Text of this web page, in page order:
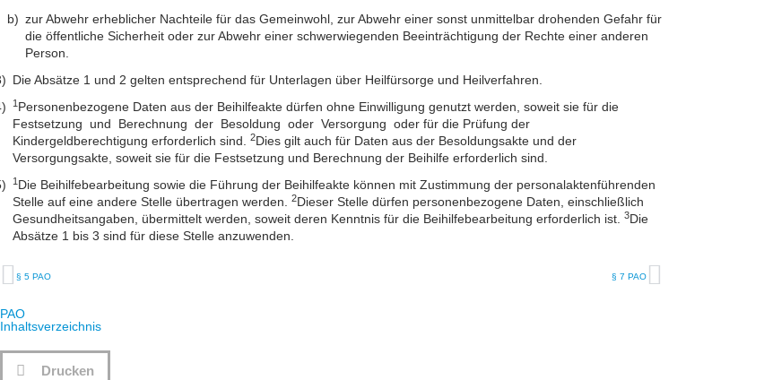
zur Abwehr erheblicher Nachteile für das Gemeinwohl, zur Abwehr einer sonst unmittelbar drohenden Gefahr für
die öffentliche Sicherheit oder zur Abwehr einer schwerwiegenden Beeinträchtigung der Rechte einer anderen
Person.
Die Absätze 1 und 2 gelten entsprechend für Unterlagen über Heilfürsorge und Heilverfahren.
1Personenbezogene Daten aus der Beihilfeakte dürfen ohne Einwilligung genutzt werden, soweit sie für die
Festsetzung und Berechnung der Besoldung oder Versorgung oder für die Prüfung der
Kindergeldberechtigung erforderlich sind.
2Dies gilt auch für Daten aus der Besoldungsakte und der
Versorgungsakte, soweit sie für die Festsetzung und Berechnung der Beihilfe erforderlich sind.
1Die Beihilfebearbeitung sowie die Führung der Beihilfeakte können mit Zustimmung der personalaktenführenden
Stelle auf eine andere Stelle übertragen werden. 2Dieser Stelle dürfen personenbezogene Daten, einschließlich
Gesundheitsangaben, übermittelt werden, soweit deren Kenntnis für die Beihilfebearbeitung erforderlich ist. 3Die
Absätze 1 bis 3 sind für diese Stelle anzuwenden.
§ 5 PAO § 7 PAO
PAO
Inhaltsverzeichnis
Drucken